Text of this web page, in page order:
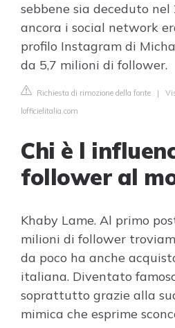
sebbene sia deceduto
ancora i social network
profilo Instagram di
da 5,7 milioni di follower.
Richiesta di rimozione della fonte |
lofficielitalia.com
Chi è l
follower al
Khaby Lame. Al primo
milioni di follower
da poco ha anche
italiana. Diventato
soprattutto grazie alla
mimica che esprime